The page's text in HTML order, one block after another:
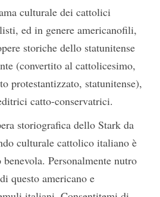
culturale dei cattolici
ed in genere americanofili,
storiche dello statunitense
(convertito al cattolicesimo,
protestantizzato, statunitense),
catto-conservatrici.
storiografica dello Stark da
culturale cattolico italiano è
Personalmente nutro
questo americano e